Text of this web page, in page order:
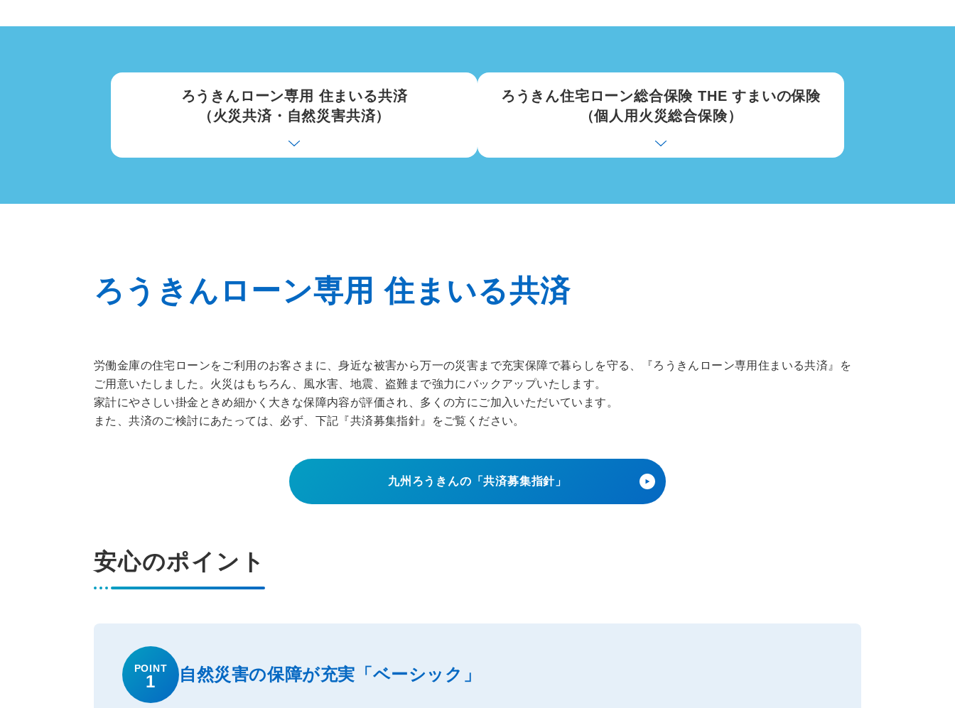
ろうきんローン専用 住まいる共済
（火災共済・自然災害共済）
ろうきん住宅ローン総合保険THE すまいの保険
（個人用火災総合保険）
ろうきんローン専用住まいる共済
労働金庫の住宅ローンをご利用のお客さまに、身近な被害から万一の災害まで充実保障で暮らしを守る、『ろうきんローン専用住まいる共済』を
ご用意いたしました。火災はもちろん、風水害、地震、盗難まで強力にバックアップいたします。
家計にやさしい掛金ときめ細かく大きな保障内容が評価され、多くの方にご加入いただいています。
また、共済のご検討にあたっては、必ず、下記『共済募集指針』をご覧ください。
九州ろうきんの「共済募集指針」
安心のポイント
POINT
1 自然災害の保障が充実「ベーシック」